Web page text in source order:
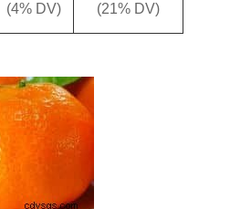
(4% DV)
(21% DV)